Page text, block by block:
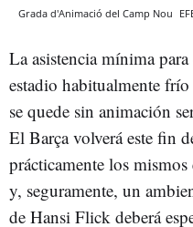
Grada d'Animació del Camp Nou
La asistencia mínima
estadio habitualmente
se quede sin animación
El Barça volverá este fin
prácticamente los
y, seguramente, un
de Hansi Flick deberá